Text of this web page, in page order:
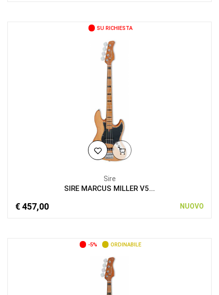
SU RICHIESTA
Sire
SIRE MARCUS MILLER V5...
€ 457,00 NUOVO
-5% ORDINABILE